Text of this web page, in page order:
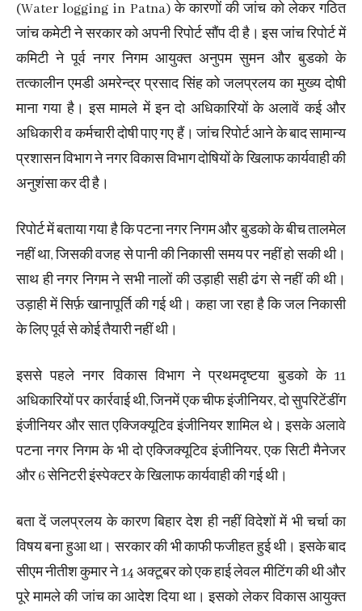
(Water logging in Patna) के कारणों की जांच को लेकर गठित
जांच कमेटी ने सरकार को अपनी रिपोर्ट सौंप दी है। इस जांच रिपोर्ट में
कमिटी ने पूर्व नगर निगम आयुक्त अनुपम सुमन और बुडको के
तत्कालीन एमडी अमरेन्द्र प्रसाद सिंह को जलप्रलय का मुख्य दोषी
माना गया है। इस मामले में इन दो अधिकारियों के अलावें कई और
अधिकारी व कर्मचारी दोषी पाए गए हैं। जांच रिपोर्ट आने के बाद सामान्य
प्रशासन विभाग ने नगर विकास विभाग दोषियों के खिलाफ कार्यवाही की
अनुशंसा कर दी है।
रिपोर्ट में बताया गया है कि पटना नगर निगम और बुडको के बीच तालमेल
नहीं था, जिसकी वजह से पानी की निकासी समय पर नहीं हो सकी थी।
साथ ही नगर निगम ने सभी नालों की उड़ाही सही ढंग से नहीं की थी।
उड़ाही में सिर्फ़ खानापूर्ति की गई थी। कहा जा रहा है कि जल निकासी
के लिए पूर्व से कोई तैयारी नहीं थी।
इससे पहले नगर विकास विभाग ने प्रथमदृष्टया बुडको के 11
अधिकारियों पर कार्रवाई थी, जिनमें एक चीफ इंजीनियर, दो सुपरिटेंडींग
इंजीनियर और सात एक्जिक्यूटिव इंजीनियर शामिल थे। इसके अलावे
पटना नगर निगम के भी दो एक्जिक्यूटिव इंजीनियर, एक सिटी मैनेजर
और 6 सेनिटरी इंस्पेक्टर के खिलाफ कार्यवाही की गई थी।
बता दें जलप्रलय के कारण बिहार देश ही नहीं विदेशों में भी चर्चा का
विषय बना हुआ था। सरकार की भी काफी फजीहत हुई थी। इसके बाद
सीएम नीतीश कुमार ने 14 अक्टूबर को एक हाई लेवल मीटिंग की थी और
पूरे मामले की जांच का आदेश दिया था। इसको लेकर विकास आयुक्त